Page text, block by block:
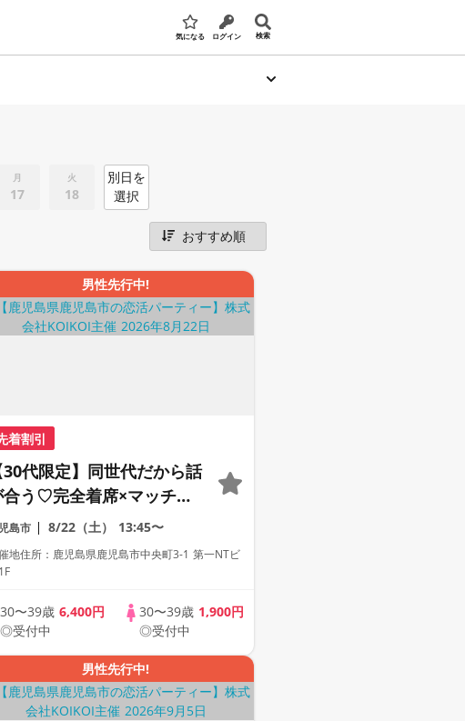
気になる ログイン 検索
月
17
火
18
別日を
選択
男性先行中!
着割引
30代限定】同世代だから話
合う♡完全着席×マッチン
ゲーム付きマッチングコン
島市 8/22（土） 13:45〜
地住所：鹿児島県鹿児島市中央町3-1 第一NTビ
30〜39歳 6,400円
◎受付中
30〜39歳 1,900円
◎受付中
男性先行中!